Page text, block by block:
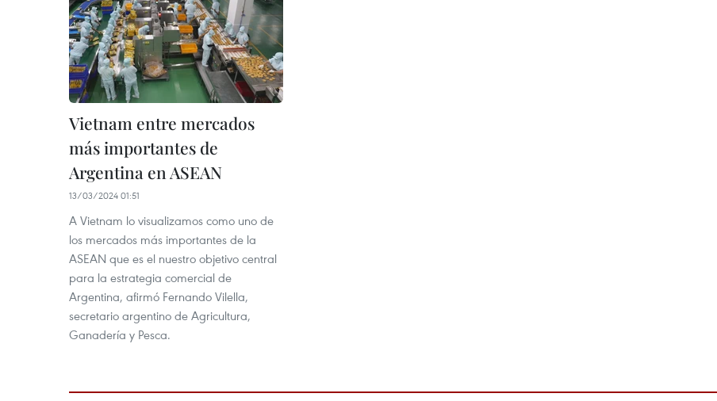
Vietnam entre mercados
más importantes de
Argentina en ASEAN
13/03/2024 01:51
A Vietnam lo visualizamos como uno de
los mercados más importantes de la
ASEAN que es el nuestro objetivo central
para la estrategia comercial de
Argentina, afirmó Fernando Vilella,
secretario argentino de Agricultura,
Ganadería y Pesca.